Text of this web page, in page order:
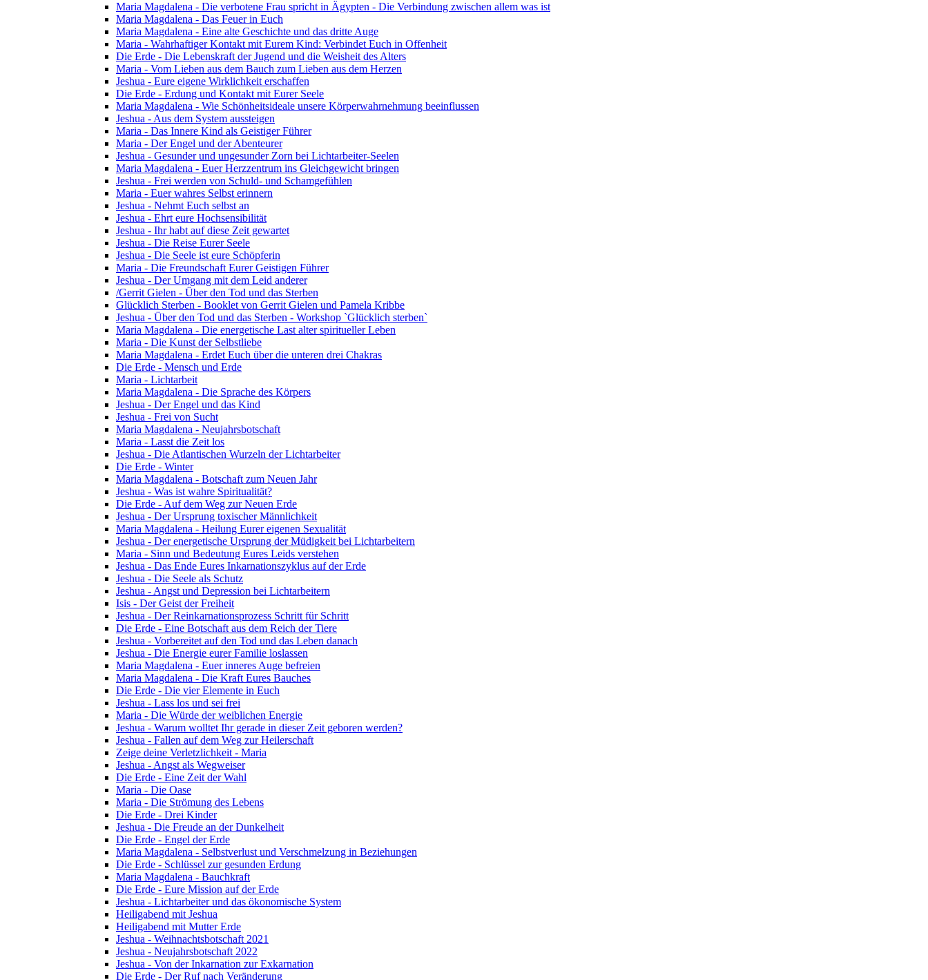
Maria Magdalena - Die verbotene Frau spricht in Ägypten - Die Verbindung zwischen allem was ist
Maria Magdalena - Das Feuer in Euch
Maria Magdalena - Eine alte Geschichte und das dritte Auge
Maria - Wahrhaftiger Kontakt mit Eurem Kind: Verbindet Euch in Offenheit
Die Erde - Die Lebenskraft der Jugend und die Weisheit des Alters
Maria - Vom Lieben aus dem Bauch zum Lieben aus dem Herzen
Jeshua - Eure eigene Wirklichkeit erschaffen
Die Erde - Erdung und Kontakt mit Eurer Seele
Maria Magdalena - Wie Schönheitsideale unsere Körperwahrnehmung beeinflussen
Jeshua - Aus dem System aussteigen
Maria - Das Innere Kind als Geistiger Führer
Maria - Der Engel und der Abenteurer
Jeshua - Gesunder und ungesunder Zorn bei Lichtarbeiter-Seelen
Maria Magdalena - Euer Herzzentrum ins Gleichgewicht bringen
Jeshua - Frei werden von Schuld- und Schamgefühlen
Maria - Euer wahres Selbst erinnern
Jeshua - Nehmt Euch selbst an
Jeshua - Ehrt eure Hochsensibilität
Jeshua - Ihr habt auf diese Zeit gewartet
Jeshua - Die Reise Eurer Seele
Jeshua - Die Seele ist eure Schöpferin
Maria - Die Freundschaft Eurer Geistigen Führer
Jeshua - Der Umgang mit dem Leid anderer
/Gerrit Gielen - Über den Tod und das Sterben
Glücklich Sterben - Booklet von Gerrit Gielen und Pamela Kribbe
Jeshua - Über den Tod und das Sterben - Workshop `Glücklich sterben`
Maria Magdalena - Die energetische Last alter spiritueller Leben
Maria - Die Kunst der Selbstliebe
Maria Magdalena - Erdet Euch über die unteren drei Chakras
Die Erde - Mensch und Erde
Maria - Lichtarbeit
Maria Magdalena - Die Sprache des Körpers
Jeshua - Der Engel und das Kind
Jeshua - Frei von Sucht
Maria Magdalena - Neujahrsbotschaft
Maria - Lasst die Zeit los
Jeshua - Die Atlantischen Wurzeln der Lichtarbeiter
Die Erde - Winter
Maria Magdalena - Botschaft zum Neuen Jahr
Jeshua - Was ist wahre Spiritualität?
Die Erde - Auf dem Weg zur Neuen Erde
Jeshua - Der Ursprung toxischer Männlichkeit
Maria Magdalena - Heilung Eurer eigenen Sexualität
Jeshua - Der energetische Ursprung der Müdigkeit bei Lichtarbeitern
Maria - Sinn und Bedeutung Eures Leids verstehen
Jeshua - Das Ende Eures Inkarnationszyklus auf der Erde
Jeshua - Die Seele als Schutz
Jeshua - Angst und Depression bei Lichtarbeitern
Isis - Der Geist der Freiheit
Jeshua - Der Reinkarnationsprozess Schritt für Schritt
Die Erde - Eine Botschaft aus dem Reich der Tiere
Jeshua - Vorbereitet auf den Tod und das Leben danach
Jeshua - Die Energie eurer Familie loslassen
Maria Magdalena - Euer inneres Auge befreien
Maria Magdalena - Die Kraft Eures Bauches
Die Erde - Die vier Elemente in Euch
Jeshua - Lass los und sei frei
Maria - Die Würde der weiblichen Energie
Jeshua - Warum wolltet Ihr gerade in dieser Zeit geboren werden?
Jeshua - Fallen auf dem Weg zur Heilerschaft
Zeige deine Verletzlichkeit - Maria
Jeshua - Angst als Wegweiser
Die Erde - Eine Zeit der Wahl
Maria - Die Oase
Maria - Die Strömung des Lebens
Die Erde - Drei Kinder
Jeshua - Die Freude an der Dunkelheit
Die Erde - Engel der Erde
Maria Magdalena - Selbstverlust und Verschmelzung in Beziehungen
Die Erde - Schlüssel zur gesunden Erdung
Maria Magdalena - Bauchkraft
Die Erde - Eure Mission auf der Erde
Jeshua - Lichtarbeiter und das ökonomische System
Heiligabend mit Jeshua
Heiligabend mit Mutter Erde
Jeshua - Weihnachtsbotschaft 2021
Jeshua - Neujahrsbotschaft 2022
Jeshua - Von der Inkarnation zur Exkarnation
Die Erde - Der Ruf nach Veränderung